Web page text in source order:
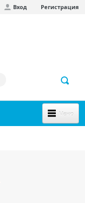
Вход Регистрация
Меню